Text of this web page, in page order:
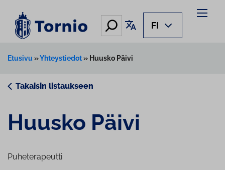
sisältöön
Hae Käännä sivu
FI
Etusivu »Yhteystiedot» Huusko Päivi
Takaisin listaukseen
Huusko Päivi
Puheterapeutti